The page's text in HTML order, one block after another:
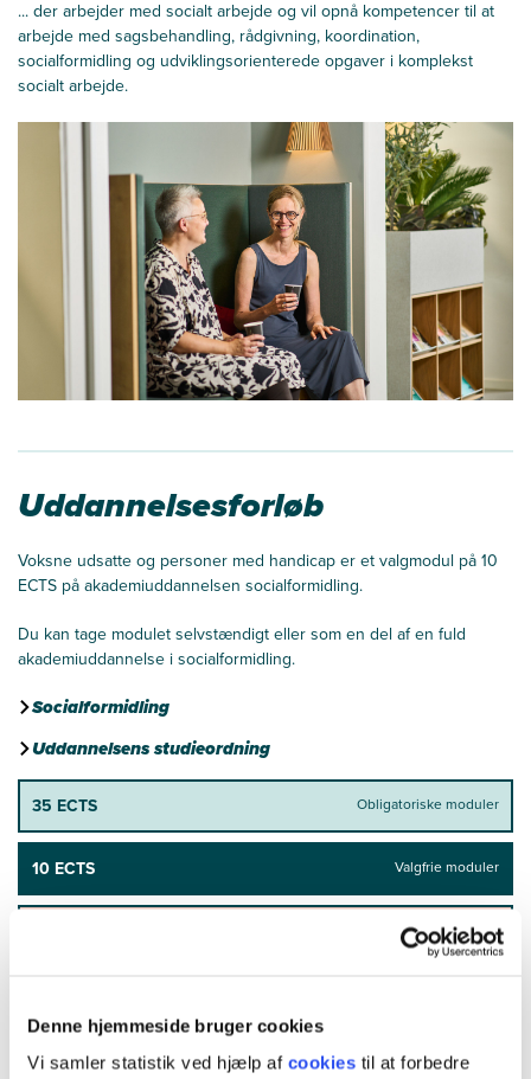
Denne hjemmeside bruger cookies
Vi samler statistik ved hjælp af cookies til at forbedre
... der arbejder med socialt arbejde og vil opnå kompetencer til at
arbejde med sagsbehandling, rådgivning, koordination,
socialformidling og udviklingsorienterede opgaver i komplekst
socialt arbejde.
Uddannelsesforløb
Voksne udsatte og personer med handicap er et valgmodul på 10
ECTS på akademiuddannelsen socialformidling.
Du kan tage modulet selvstændigt eller som en del af en fuld
akademiuddannelse i socialformidling.
Socialformidling
Uddannelsens studieordning
35 ECTS Obligatoriske moduler
10 ECTS Valgfrie moduler
Afgangsprojekt